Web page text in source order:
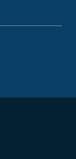
Milanese